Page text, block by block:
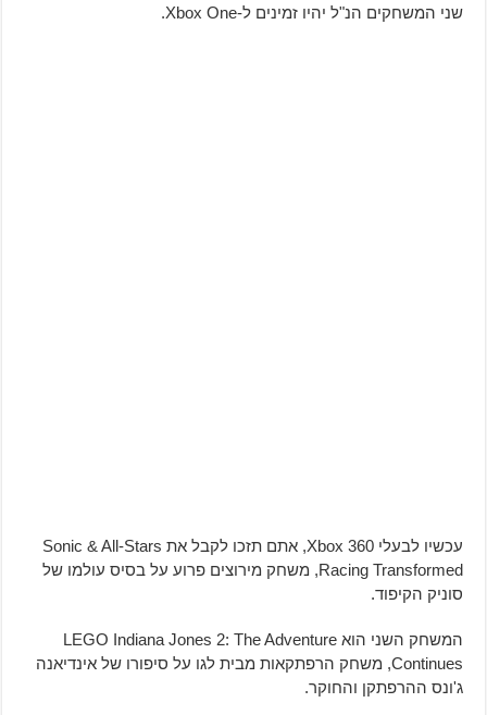
שני המשחקים הנ"ל יהיו זמינים ל-Xbox One.
עכשיו לבעלי Xbox 360, אתם תזכו לקבל את Sonic & All-Stars
Racing Transformed, משחק מירוצים פרוע על בסיס עולמו של
סוניק הקיפוד.
המשחק השני הוא LEGO Indiana Jones 2: The Adventure
Continues, משחק הרפתקאות מבית לגו על סיפורו של אינדיאנה
ג'ונס ההרפתקן והחוקר.